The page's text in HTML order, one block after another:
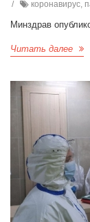
коронавирус,
Минздрав
Читать далее